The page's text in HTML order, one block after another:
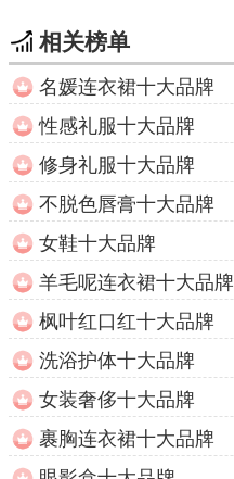
相关榜单
名媛连衣裙十大品牌
性感礼服十大品牌
修身礼服十大品牌
不脱色唇膏十大品牌
女鞋十大品牌
羊毛呢连衣裙十大品牌
枫叶红口红十大品牌
洗浴护体十大品牌
女装奢侈十大品牌
裹胸连衣裙十大品牌